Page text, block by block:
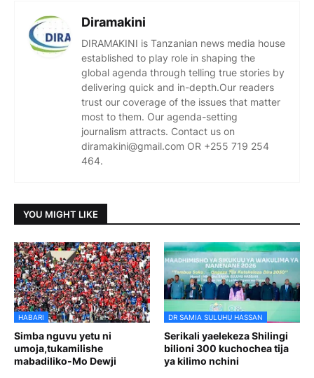
Diramakini
DIRAMAKINI is Tanzanian news media house
established to play role in shaping the
global agenda through telling true stories by
delivering quick and in-depth.Our readers
trust our coverage of the issues that matter
most to them. Our agenda-setting
journalism attracts. Contact us on
diramakini@gmail.com OR +255 719 254
464.
YOU MIGHT LIKE
HABARI
Simba nguvu yetu ni
umoja,tukamilishe
mabadiliko-Mo Dewji
DR SAMIA SULUHU HASSAN
Serikali yaelekeza Shilingi
bilioni 300 kuchochea tija
ya kilimo nchini